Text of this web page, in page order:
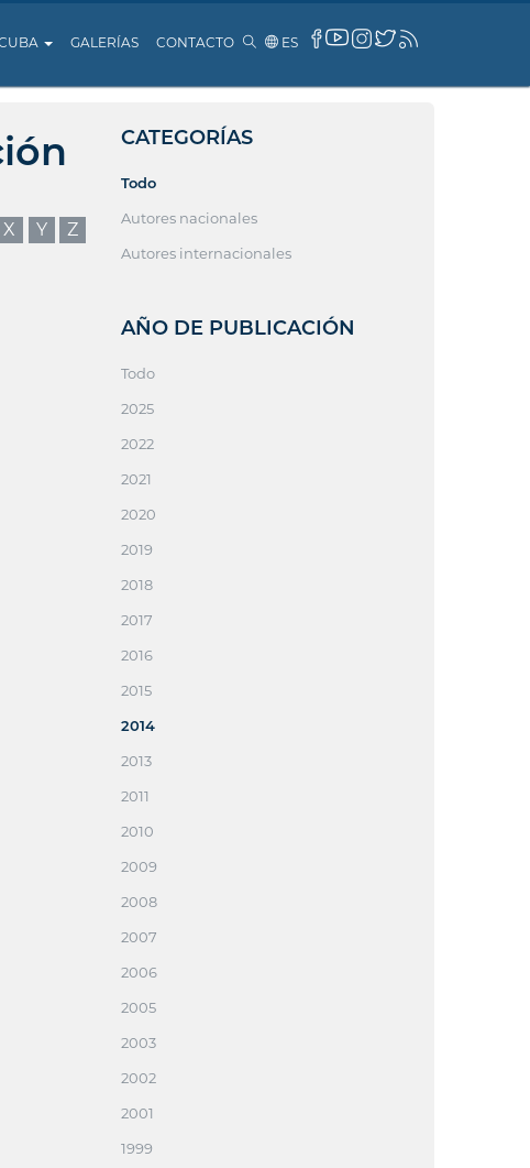
GALERÍAS CONTACTO ES
X Y Z
CATEGORÍAS
Todo
Autores nacionales
Autores internacionales
AÑO DE PUBLICACIÓN
Todo
2025
2022
2021
2020
2019
2018
2017
2016
2015
2014
2013
2011
2010
2009
2008
2007
2006
2005
2003
2002
2001
1999